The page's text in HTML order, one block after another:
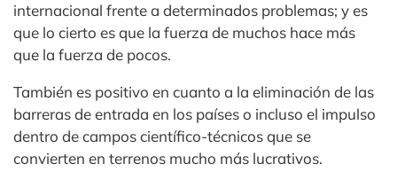
internacional frente a determinados problemas; y es
que lo cierto es que la fuerza de muchos hace más
que la fuerza de pocos.
También es positivo en cuanto a la eliminación de las
barreras de entrada en los países o incluso el impulso
dentro de campos científico-técnicos que se
convierten en terrenos mucho más lucrativos.